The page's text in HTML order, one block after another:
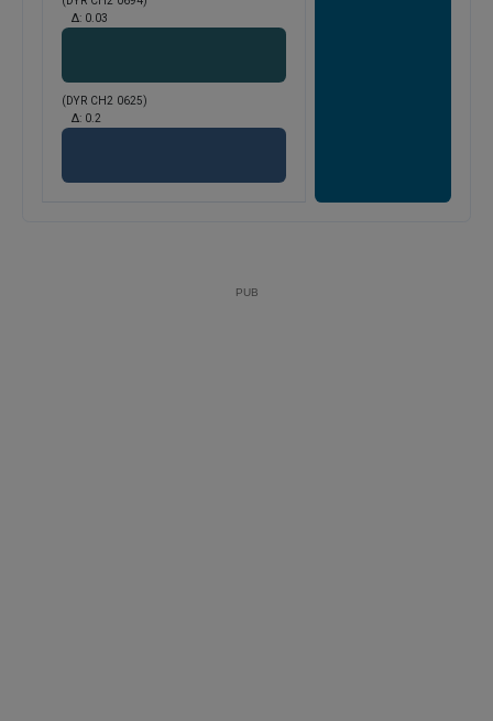
Δ: 0.03
(DYR CH2 0625)
Δ: 0.2